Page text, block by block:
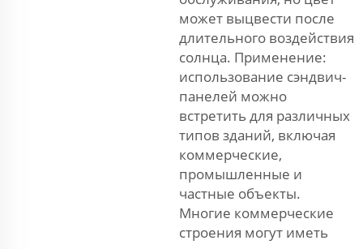
может выцвести после
длительного воздействия
солнца. Применение:
использование сэндвич-
панелей можно
встретить для различных
типов зданий, включая
коммерческие,
промышленные и
частные объекты.
Многие коммерческие
строения могут иметь